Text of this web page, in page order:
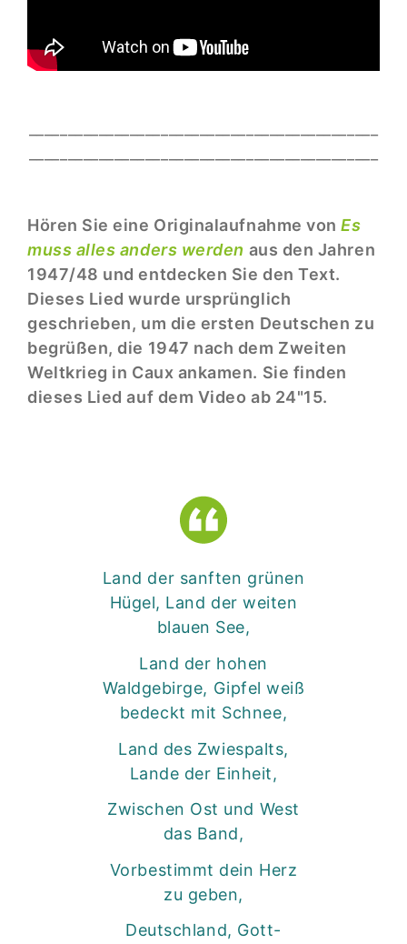
Hören Sie eine Originalaufnahme vonEs
muss alles anders werden aus den Jahren
1947/48 und entdecken Sie den Text.
Dieses Lied wurde ursprünglich
geschrieben, um die ersten Deutschen zu
begrüßen, die 1947 nach dem Zweiten
Weltkrieg in Caux ankamen. Sie finden
dieses Lied auf dem Video ab 24"15.
Land der sanften grünen
Hügel, Land der weiten
blauen See,
Land der hohen
Waldgebirge, Gipfel weiß
bedeckt mit Schnee,
Land des Zwiespalts,
Lande der Einheit,
Zwischen Ost und West
das Band,
Vorbestimmt dein Herz
zu geben,
Deutschland, Gott-